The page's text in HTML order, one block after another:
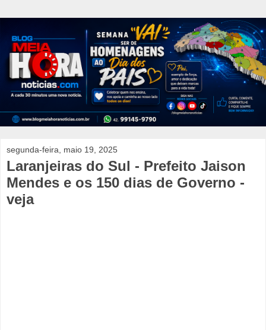
segunda-feira, maio 19, 2025
Laranjeiras do Sul - Prefeito Jaison
Mendes e os 150 dias de Governo -
veja